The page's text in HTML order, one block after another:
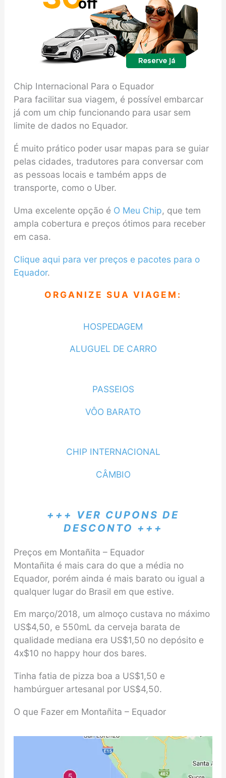
Chip Internacional Para o Equador
Para facilitar sua viagem, é possível embarcar
já com um chip funcionando para usar sem
limite de dados no Equador.
É muito prático poder usar mapas para se guiar
pelas cidades, tradutores para conversar com
as pessoas locais e também apps de
transporte, como o Uber.
Uma excelente opção é O Meu Chip, que tem
ampla cobertura e preços ótimos para receber
em casa.
Clique aqui para ver preços e pacotes para o
Equador.
ORGANIZE SUA VIAGEM:
HOSPEDAGEM
ALUGUEL DE CARRO
PASSEIOS
VÔO BARATO
CHIP INTERNACIONAL
CÂMBIO
+++ VER CUPONS DE
DESCONTO +++
Preços em Montañita – Equador
Montañita é mais cara do que a média no
Equador, porém ainda é mais barato ou igual a
qualquer lugar do Brasil em que estive.
Em março/2018, um almoço custava no máximo
US$4,50, e 550mL da cerveja barata de
qualidade mediana era US$1,50 no depósito e
4x$10 no happy hour dos bares.
Tinha fatia de pizza boa a US$1,50 e
hambúrguer artesanal por US$4,50.
O que Fazer em Montañita – Equador